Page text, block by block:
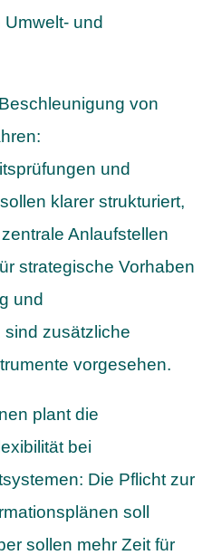
und
von
und
klarer strukturiert,
Anlaufstellen
strategische Vorhaben
und
zusätzliche
vorgesehen.
plant die
bei
Die Pflicht zur
soll
sollen mehr Zeit für